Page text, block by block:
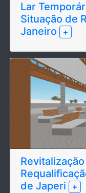
Lar
Situação de
Janeiro
+
de Japeri
+